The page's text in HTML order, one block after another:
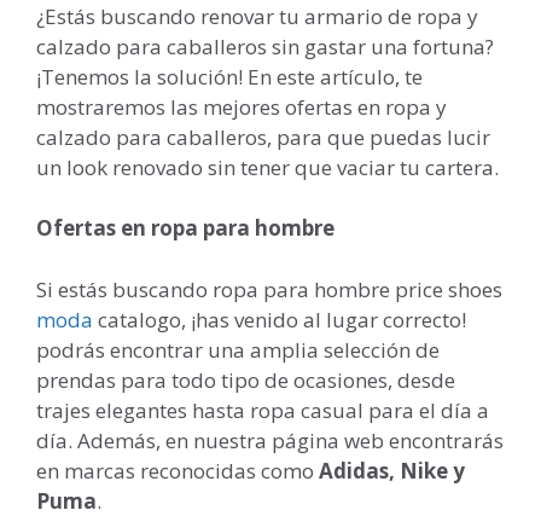
¿Estás buscando renovar tu armario de ropa y
calzado para caballeros sin gastar una fortuna?
¡Tenemos la solución! En este artículo, te
mostraremos las mejores ofertas en ropa y
calzado para caballeros, para que puedas lucir
un look renovado sin tener que vaciar tu cartera.
Ofertas en ropa para hombre
Si estás buscando ropa para hombre price shoes
moda catalogo, ¡has venido al lugar correcto!
podrás encontrar una amplia selección de
prendas para todo tipo de ocasiones, desde
trajes elegantes hasta ropa casual para el día a
día. Además, en nuestra página web encontrarás
en marcas reconocidas como Adidas, Nike y
Puma.